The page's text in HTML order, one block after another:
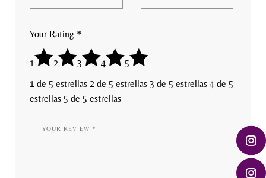
Your Rating *
1 2 3 4
5
1 de 5 estrellas 2 de 5 estrellas 3 de 5 estrellas 4 de 5
estrellas 5 de 5 estrellas